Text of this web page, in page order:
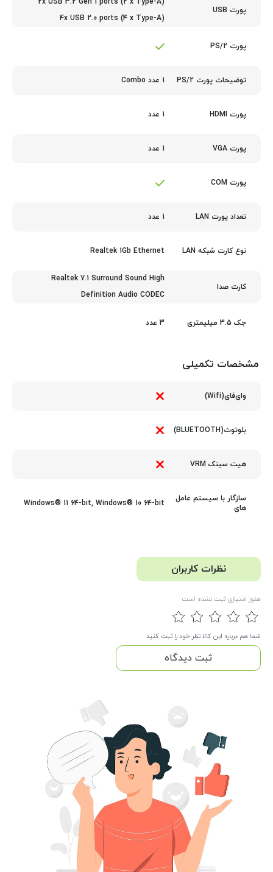
پورت USB
2x USB 3.2 Gen 1 ports (2 x Type-A)
4x USB 2.0 ports (4 x Type-A)
پورت PS/2
توضیحات پورت PS/2 1 عدد Combo
پورت HDMI 1 عدد
پورت VGA 1 عدد
پورت COM
تعداد پورت LAN 1 عدد
نوع کارت شبکه LAN Realtek 1Gb Ethernet
کارت صدا
Realtek 7.1 Surround Sound High
Definition Audio CODEC
جک 3.5 میلیمتری 3 عدد
مشخصات تکمیلی
وای‌فای(Wifi)
بلوتوث(BLUETOOTH)
هیت سینک VRM
سازگار با سیستم عامل
های
Windows® 11 64-bit, Windows® 10 64-bit
نظرات کاربران
هنوز امتیازی ثبت نشده است
شما هم درباره این کالا نظر خود را ثبت کنید
ثبت دیدگاه